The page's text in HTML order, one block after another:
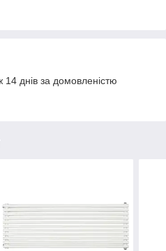
днів за домовленістю